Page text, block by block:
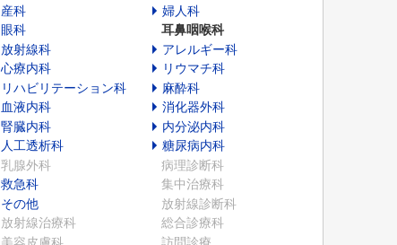
産科
婦人科
眼科
耳鼻咽喉科
放射線科
アレルギー科
心療内科
リウマチ科
リハビリテーション科
麻酔科
血液内科
消化器外科
腎臓内科
内分泌内科
人工透析科
糖尿病内科
乳腺外科
病理診断科
救急科
集中治療科
その他
放射線診断科
放射線治療科
総合診療科
美容皮膚科
訪問診療